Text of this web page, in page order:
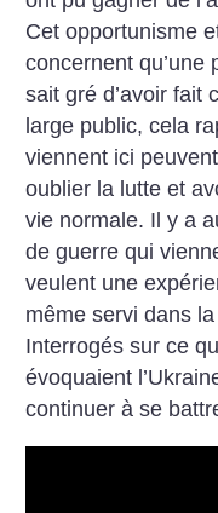
Cet opportunisme
concernent qu’une
sait gré d’avoir fait
large public, cela
viennent ici
oublier la lutte et
vie normale. Il y a
de guerre qui
veulent une
même servi dans
Interrogés sur ce
évoquaient
continuer à se